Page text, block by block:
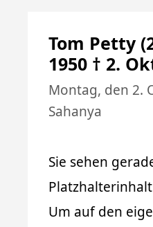
Tom Petty
1950 † 2.
Montag, den 2.
Sahanya
Sie sehen
Um auf den